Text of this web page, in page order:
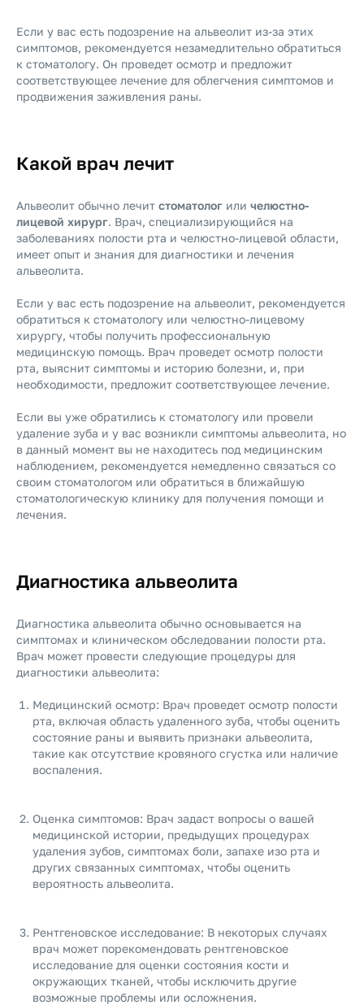
Если у вас есть подозрение на альвеолит из-за этих
симптомов, рекомендуется незамедлительно обратиться
к стоматологу. Он проведет осмотр и предложит
соответствующее лечение для облегчения симптомов и
продвижения заживления раны.
Какой врач лечит
Альвеолит обычно лечит стоматолог или челюстно-
лицевой хирург. Врач, специализирующийся на
заболеваниях полости рта и челюстно-лицевой области,
имеет опыт и знания для диагностики и лечения
альвеолита.
Если у вас есть подозрение на альвеолит, рекомендуется
обратиться к стоматологу или челюстно-лицевому
хирургу, чтобы получить профессиональную
медицинскую помощь. Врач проведет осмотр полости
рта, выяснит симптомы и историю болезни, и, при
необходимости, предложит соответствующее лечение.
Если вы уже обратились к стоматологу или провели
удаление зуба и у вас возникли симптомы альвеолита, но
в данный момент вы не находитесь под медицинским
наблюдением, рекомендуется немедленно связаться со
своим стоматологом или обратиться в ближайшую
стоматологическую клинику для получения помощи и
лечения.
Диагностика альвеолита
Диагностика альвеолита обычно основывается на
симптомах и клиническом обследовании полости рта.
Врач может провести следующие процедуры для
диагностики альвеолита:
Медицинский осмотр: Врач проведет осмотр полости
рта, включая область удаленного зуба, чтобы оценить
состояние раны и выявить признаки альвеолита,
такие как отсутствие кровяного сгустка или наличие
воспаления.
Оценка симптомов: Врач задаст вопросы о вашей
медицинской истории, предыдущих процедурах
удаления зубов, симптомах боли, запахе изо рта и
других связанных симптомах, чтобы оценить
вероятность альвеолита.
Рентгеновское исследование: В некоторых случаях
врач может порекомендовать рентгеновское
исследование для оценки состояния кости и
окружающих тканей, чтобы исключить другие
возможные проблемы или осложнения.